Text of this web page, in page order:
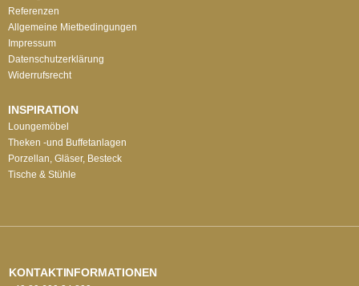
Referenzen
Allgemeine Mietbedingungen
Impressum
Datenschutzerklärung
Widerrufsrecht
INSPIRATION
Loungemöbel
Theken -und Buffetanlagen
Porzellan, Gläser, Besteck
Tische & Stühle
KONTAKTINFORMATIONEN